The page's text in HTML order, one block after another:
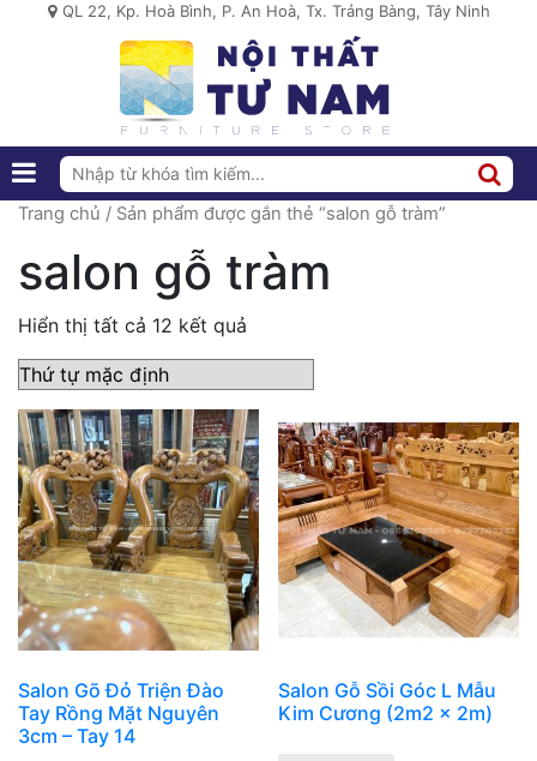
QL 22, Kp. Hoà Bình, P. An Hoà, Tx. Trảng Bàng, Tây Ninh
Trang chủ / Sản phẩm được gắn thẻ “salon gỗ tràm”
salon gỗ tràm
Hiển thị tất cả 12 kết quả
Salon Gõ Đỏ Triện Đào
Tay Rồng Mặt Nguyên
3cm – Tay 14
Salon Gỗ Sồi Góc L Mẫu
Kim Cương (2m2 x 2m)